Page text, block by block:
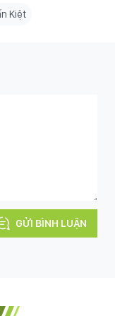
Kiệt
GỬI BÌNH LUẬN